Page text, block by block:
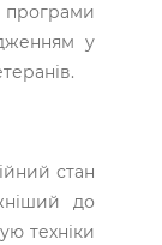
програми
у
стан
до
техніки